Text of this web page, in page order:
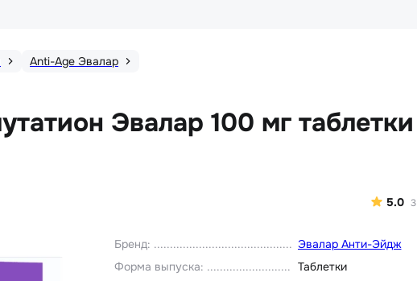
Anti-Age Эвалар
Эвалар 100 мг таблетки
5.0 3
Бренд:
Эвалар Анти-Эйдж
Форма выпуска:
Таблетки